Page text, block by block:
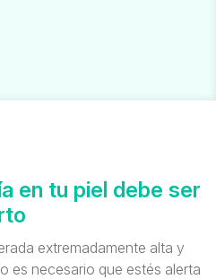
en tu piel debe ser
extremadamente alta y
es necesario que estés alerta